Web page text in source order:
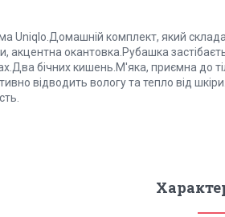
Uniqlo.Домашній комплект, який
акцентна окантовка.Рубашка
бічних кишень.М'яка, приємна до
відводить вологу та тепло від